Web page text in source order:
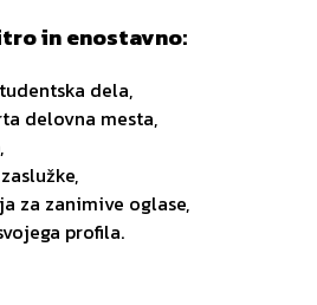
in enostavno:
dela,
delovna mesta,
za zanimive oglase,
profila.